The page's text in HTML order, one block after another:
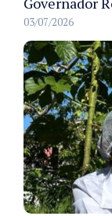
03/07/2026